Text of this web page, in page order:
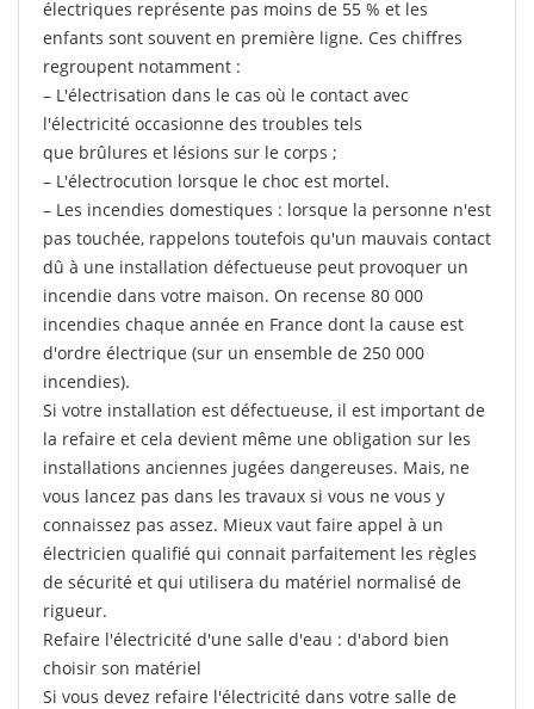
électriques représente pas moins de 55 % et les
enfants sont souvent en première ligne. Ces chiffres
regroupent notamment :
– L'électrisation dans le cas où le contact avec
l'électricité occasionne des troubles tels
que brûlures et lésions sur le corps ;
– L'électrocution lorsque le choc est mortel.
– Les incendies domestiques : lorsque la personne n'est
pas touchée, rappelons toutefois qu'un mauvais contact
dû à une installation défectueuse peut provoquer un
incendie dans votre maison. On recense 80 000
incendies chaque année en France dont la cause est
d'ordre électrique (sur un ensemble de 250 000
incendies).
Si votre installation est défectueuse, il est important de
la refaire et cela devient même une obligation sur les
installations anciennes jugées dangereuses. Mais, ne
vous lancez pas dans les travaux si vous ne vous y
connaissez pas assez. Mieux vaut faire appel à un
électricien qualifié qui connait parfaitement les règles
de sécurité et qui utilisera du matériel normalisé de
rigueur.
Refaire l'électricité d'une salle d'eau : d'abord bien
choisir son matériel
Si vous devez refaire l'électricité dans votre salle de